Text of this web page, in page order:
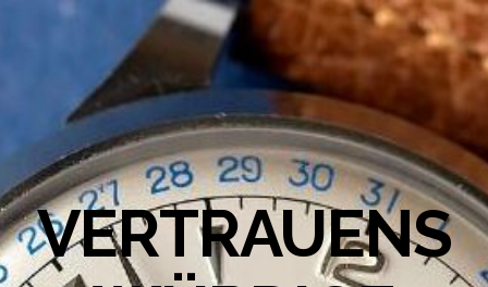
VERTRAUENS